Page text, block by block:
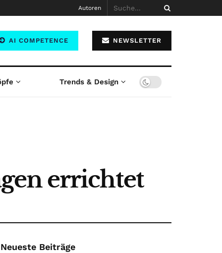
Autoren
AI COMPETENCE NEWSLETTER
Trends & Design
errichtet
Neueste Beiträge